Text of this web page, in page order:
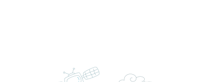
「115學年度身心障
檢送桃園市政府LED